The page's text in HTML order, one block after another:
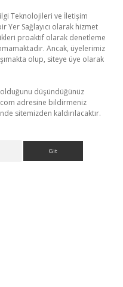
Teknolojileri ve İletişim
Yer Sağlayıcı olarak hizmet
proaktif olarak denetleme
Ancak, üyelerimiz
olup, siteye üye olarak
olduğunu düşündüğünüz
adresine bildirmeniz
sitemizden kaldırılacaktır.